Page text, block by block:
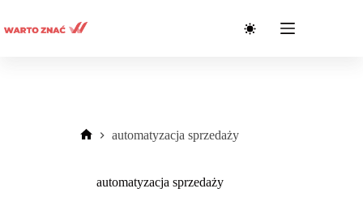
treści
automatyzacja sprzedaży
automatyzacja sprzedaży